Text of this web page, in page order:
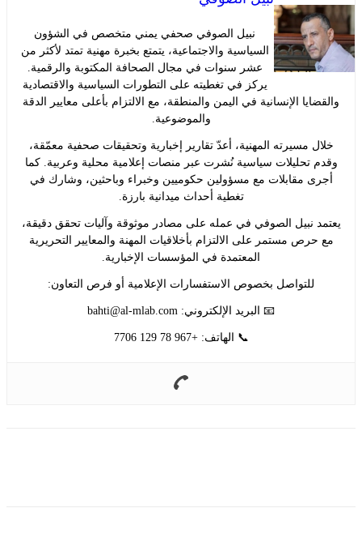
نبيل الصوفي صحفي يمني متخصص في الشؤون
السياسية والاجتماعية، يتمتع بخبرة مهنية تمتد لأكثر من
عشر سنوات في مجال الصحافة المكتوبة والرقمية.
يركز في تغطيته على التطورات السياسية والاقتصادية
الإنسانية في اليمن والمنطقة، مع الالتزام بأعلى معايير الدقة
والموضوعية.
مسيرته المهنية، أعدّ تقارير إخبارية وتحقيقات صحفية معمّقة،
تحليلات سياسية نُشرت عبر منصات إعلامية محلية وعربية. كما
مقابلات مع مسؤولين حكوميين وخبراء وباحثين، وشارك في
تغطية أحداث ميدانية بارزة.
نبيل الصوفي في عمله على مصادر موثوقة وآليات تحقق دقيقة،
مستمر على الالتزام بأخلاقيات المهنة والمعايير التحريرية
المعتمدة في المؤسسات الإخبارية.
للتواصل بخصوص الاستفسارات الإعلامية أو فرص التعاون:
📧 البريد الإلكتروني:bahti@al-mlab.com
📞 الهاتف: +967 78 129 7706